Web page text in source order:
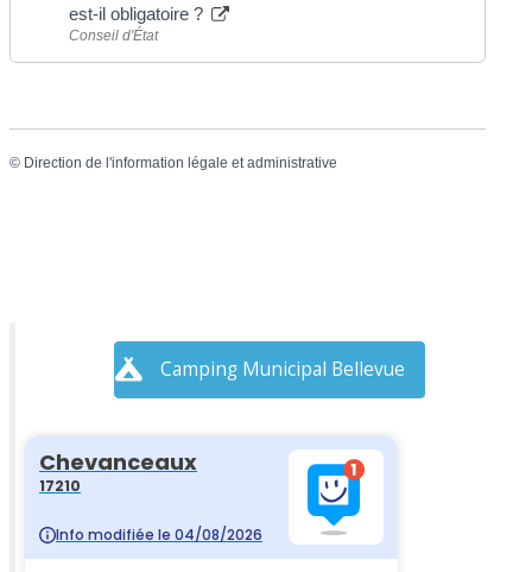
est-il obligatoire ?
Conseil d'État
© Direction de l'information légale et administrative
Camping Municipal Bellevue